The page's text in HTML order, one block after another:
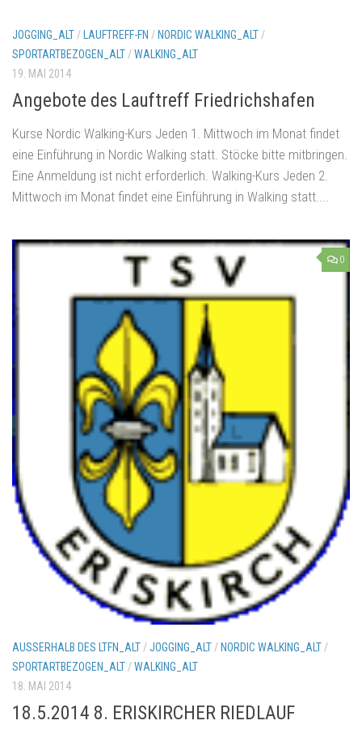
JOGGING_ALT /LAUFTREFF-FN /NORDIC WALKING_ALT /
SPORTARTBEZOGEN_ALT /WALKING_ALT
19. MAI 2014
Angebote des Lauftreff Friedrichshafen
Kurse Nordic Walking-Kurs Jeden 1. Mittwoch im Monat findet
eine Einführung in Nordic Walking statt. Stöcke bitte mitbringen.
Eine Anmeldung ist nicht erforderlich. Walking-Kurs Jeden 2.
Mittwoch im Monat findet eine Einführung in Walking statt....
0
AUSSERHALB DES LTFN_ALT /JOGGING_ALT/ NORDIC WALKING_ALT/
SPORTARTBEZOGEN_ALT/WALKING_ALT
18. MAI 2014
18.5.2014 8. ERISKIRCHER RIEDLAUF